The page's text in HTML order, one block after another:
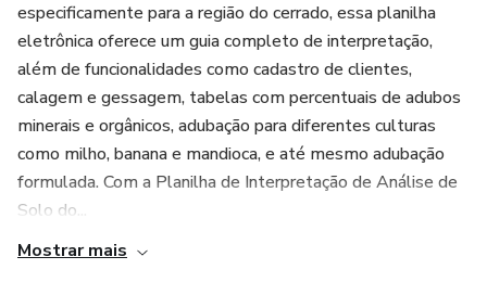
especificamente para a região do cerrado, essa planilha
eletrônica oferece um guia completo de interpretação,
além de funcionalidades como cadastro de clientes,
calagem e gessagem, tabelas com percentuais de adubos
minerais e orgânicos, adubação para diferentes culturas
como milho, banana e mandioca, e até mesmo adubação
formulada. Com a Planilha de Interpretação de Análise de
Solo do...
Mostrar mais